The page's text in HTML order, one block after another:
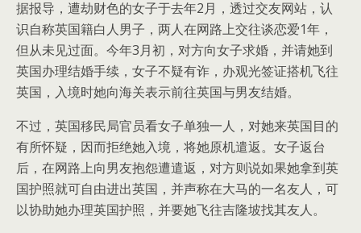
据报导，遭劫财色的女子于去年2月，透过交友网站，认
识自称英国籍白人男子，两人在网路上交往谈恋爱1年，
但从未见过面。今年3月初，对方向女子求婚，并请她到
英国办理结婚手续，女子不疑有诈，办观光签证搭机飞往
英国，入境时她向海关表示前往英国与男友结婚。
不过，英国移民局官员看女子单独一人，对她来英国目的
有所怀疑，因而拒绝她入境，将她原机遣返。女子返台
后，在网路上向男友抱怨遭遣返，对方则说如果她拿到英
国护照就可自由进出英国，并声称在大马的一名友人，可
以协助她办理英国护照，并要她飞往吉隆坡找其友人。